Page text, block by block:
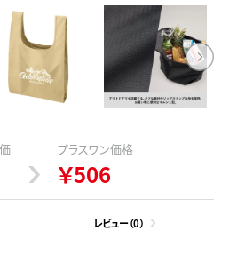
プラスワン価格
￥506
レビュー（0）